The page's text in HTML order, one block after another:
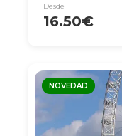
Desde
16.50€
NOVEDAD